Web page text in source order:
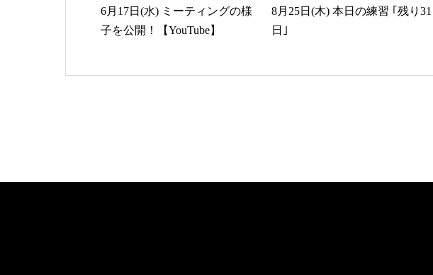
6月17日(水) ミーティングの様
子を公開！【YouTube】
8月25日(木) 本日の練習 ｢残り31
日｣